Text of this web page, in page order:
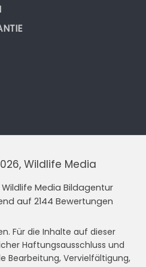
Wildlife Media
Media Bildagentur
auf 2144 Bewertungen
Für die Inhalte auf dieser
Haftungsausschluss und
Bearbeitung, Vervielfältigung,